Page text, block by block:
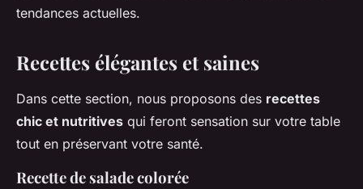
tendances actuelles.
Recettes élégantes et saines
Dans cette section, nous proposons des recettes
chic et nutritives qui feront sensation sur votre table
tout en préservant votre santé.
Recette de salade colorée